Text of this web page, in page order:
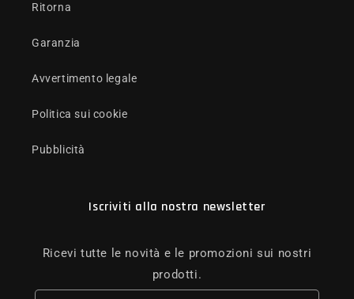
Ritorna
Garanzia
Avvertimento legale
Politica sui cookie
Pubblicità
Iscriviti alla nostra newsletter
Ricevi tutte le novità e le promozioni sui nostri
prodotti.